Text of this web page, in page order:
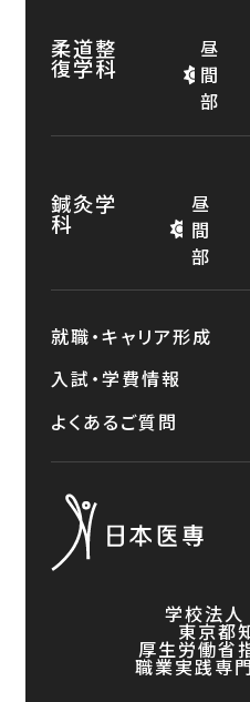
学校法人
東京都
厚生労働省
職業実践専
柔道整
復学科
昼
間
部
鍼灸学
科
昼
間
部
就職・キャリア形成
入試・学費情報
よくあるご質問